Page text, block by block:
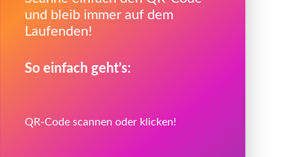
und bleib immer auf dem
Laufenden!
So einfach geht’s:
QR-Code scannen oder klicken!